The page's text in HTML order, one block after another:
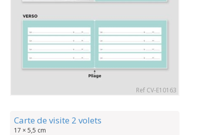
Ref CV-E10163
Carte de visite 2 volets
17 × 5,5 cm